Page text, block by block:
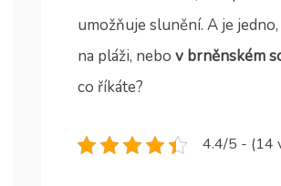
umožňuje slunění. A je
na pláži, nebo v brněnském
co říkáte?
4.4/5 - (14